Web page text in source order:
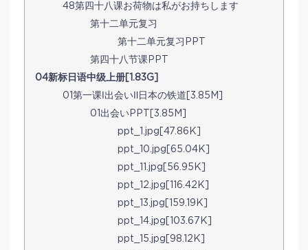
48第四十八课お荷物は私がお持ちします
第十二单元复习
第十二单元复习PPT
第四十八节课PPT
04新标日语中级上册[1.83G]
01第一课Ⅰ出会いⅡ日本の铁道[3.85M]
01出会いPPT[3.85M]
ppt_1.jpg[47.86K]
ppt_10.jpg[65.04K]
ppt_11.jpg[56.95K]
ppt_12.jpg[116.42K]
ppt_13.jpg[159.19K]
ppt_14.jpg[103.67K]
ppt_15.jpg[98.12K]